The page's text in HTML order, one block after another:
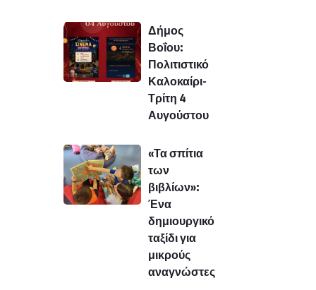
Δήμος
Βοΐου:
Πολιτιστικό
Καλοκαίρι-
Τρίτη 4
Αυγούστου
«Τα σπίτια
των
βιβλίων»:
Ένα
δημιουργικό
ταξίδι για
μικρούς
αναγνώστες